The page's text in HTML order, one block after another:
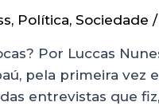
, Política, Sociedade
Por Luccas
pela primeira vez
entrevistas que